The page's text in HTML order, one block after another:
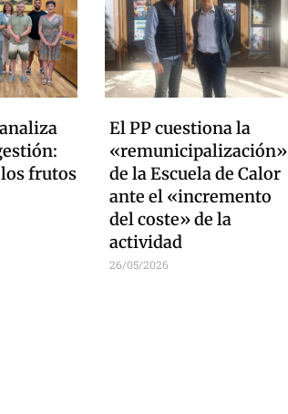
frutos
El PP cuestiona la
«remunicipalización»
de la Escuela de Calor
ante el «incremento
del coste» de la
actividad
26/05/2026